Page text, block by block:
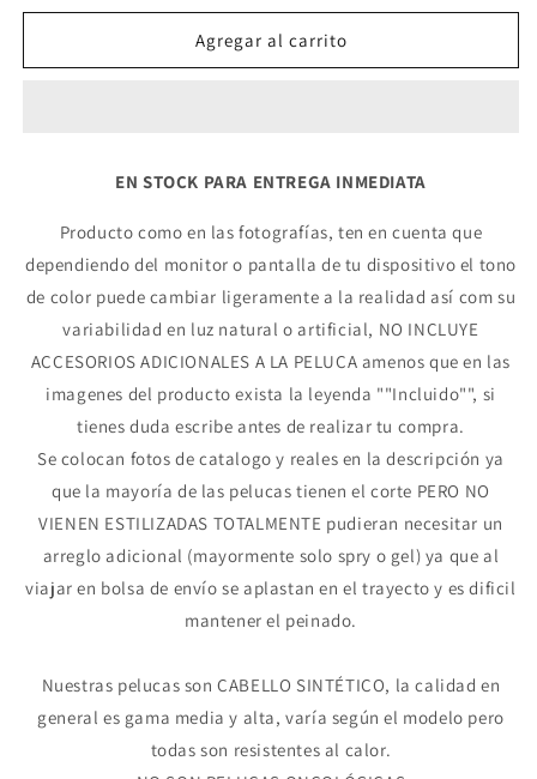
Agregar al carrito
EN STOCK PARA ENTREGA INMEDIATA
Producto como en las fotografías, ten en cuenta que
dependiendo del monitor o pantalla de tu dispositivo el tono
de color puede cambiar ligeramente a la realidad así com su
variabilidad en luz natural o artificial, NO INCLUYE
ACCESORIOS ADICIONALES A LA PELUCA amenos que en las
imagenes del producto exista la leyenda ""Incluido"", si
tienes duda escribe antes de realizar tu compra.
Se colocan fotos de catalogo y reales en la descripción ya
que la mayoría de las pelucas tienen el corte PERO NO
VIENEN ESTILIZADAS TOTALMENTE pudieran necesitar un
arreglo adicional (mayormente solo spry o gel) ya que al
viajar en bolsa de envío se aplastan en el trayecto y es dificil
mantener el peinado.
Nuestras pelucas son CABELLO SINTÉTICO, la calidad en
general es gama media y alta, varía según el modelo pero
todas son resistentes al calor.